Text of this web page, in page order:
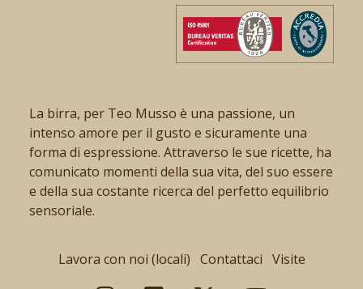
La birra, per Teo Musso è una passione, un
intenso amore per il gusto e sicuramente una
forma di espressione. Attraverso le sue ricette, ha
comunicato momenti della sua vita, del suo essere
e della sua costante ricerca del perfetto equilibrio
sensoriale.
Lavora con noi (locali) Contattaci Visite